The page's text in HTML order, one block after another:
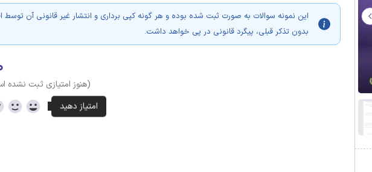
این نمونه سوالات به صورت ثبت شده بوده و هر گونه کپی برداری و انتشار غیر قانونی آن توسط
بدون تذکر قبلی، پیگرد قانونی در پی خواهد داشت.
(هنوز امتیازی ثبت نشده